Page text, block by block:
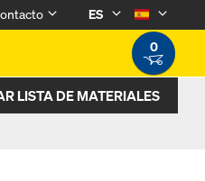
ES
0
LISTA DE MATERIALES